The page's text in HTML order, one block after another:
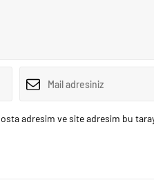
adresim ve site adresim bu